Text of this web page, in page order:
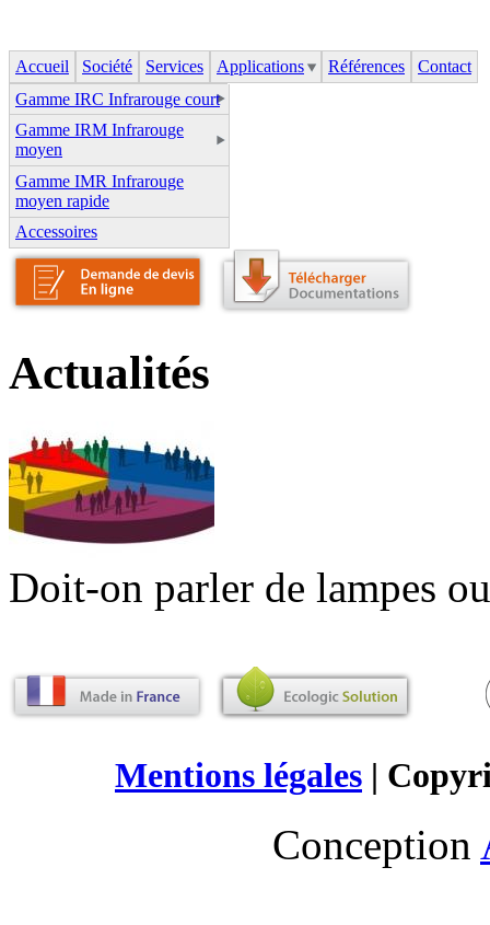
Accueil Société Services Applications Références
Contact
Gamme IRC Infrarouge court
Gamme IRM Infrarouge
moyen
Gamme IMR Infrarouge
moyen rapide
Accessoires
Actualités
Doit-on parler de lampes
Mentions légales |
Conception